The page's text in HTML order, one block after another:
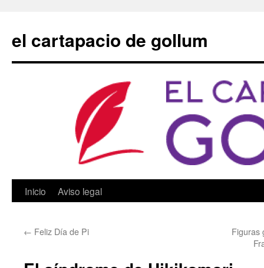
contenido
el cartapacio de gollum
Inicio Aviso legal
← Feliz Día de Pi
Figuras